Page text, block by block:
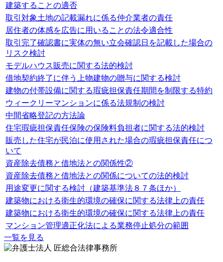
建築することの適否
取引対象土地の記載漏れに係る仲介業者の責任
居住者の体感を広告に用いることの法令適合性
取引完了確認書に実体の無い立会確認日を記載した場合の
リスク検討
モデルハウス販売に関する法的検討
借地契約終了に伴う上物建物の贈与に関する検討
建物の付帯設備に関する瑕疵担保責任期間を制限する特約
ウィークリーマンションに係る法規制の検討
中間省略登記の方法論
住宅瑕疵担保責任保険の保険料負担者に関する法的検討
販売した住宅が民泊に使用された場合の瑕疵担保責任につ
いて
資産除去債務と借地法との関係性②
資産除去債務と借地法との関係についての法的検討
用途変更に関する検討（建築基準法８７条ほか）
建築物における衛生的環境の確保に関する法律上の責任
建築物における衛生的環境の確保に関する法律上の責任
マンション管理適正化法による業務停止処分の範囲
一覧を見る